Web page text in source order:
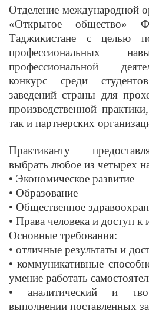
Отделение международной
«Открытое общество»
Таджикистане с целью
профессиональных
профессиональной
конкурс среди
заведений страны для
производственной
так и партнерских
Практиканту
выбрать любое из четырех
• Экономическое развитие
• Образование
• Общественное
• Права человека и доступ
Основные требования:
• отличные результаты и
• коммуникативные
умение работать
• аналитический и
выполнении поставленных